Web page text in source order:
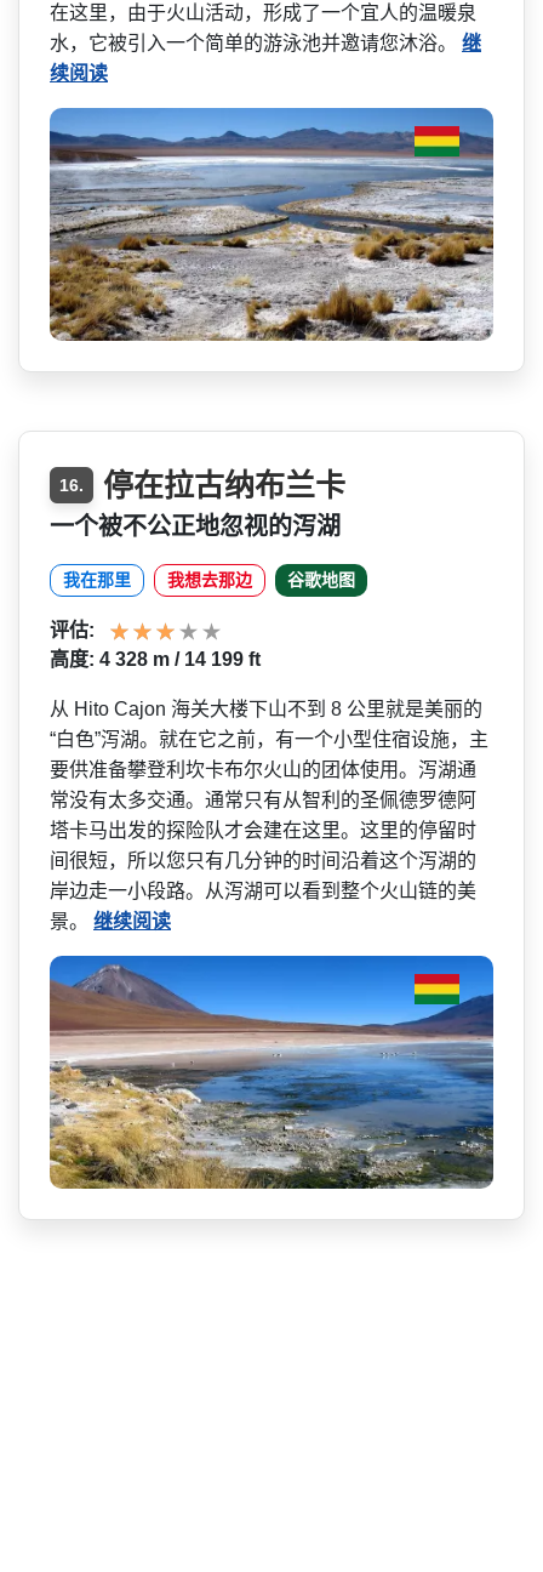
在这里，由于火山活动，形成了一个宜人­的温暖泉
水，它被引入一个简单的游泳池并邀请您沐浴。 继
续阅读
16. 停在拉古纳布兰卡
一个被不公正地忽视的泻湖
我在那里 我想去那边 谷歌地图
评估:
高度: 4 328 m / 14 199 ft
从 Hito Cajon 海关大楼下山不到 8 公里就是美丽的
“白色”泻湖­。就在它之前，有一个小型住宿设施，主
要供准备攀登­利坎卡布尔火山的团体使用。泻湖通
常没有太多交通。­通常只有从智利的圣佩德罗德阿
塔卡马出发的探险队才­会建在这里。这里的停留时
间很短，所以您只有几分钟­的时间沿着这个泻湖的
岸边走一小段路。从泻湖可以看­到整个火山链的美
景。 继续阅读